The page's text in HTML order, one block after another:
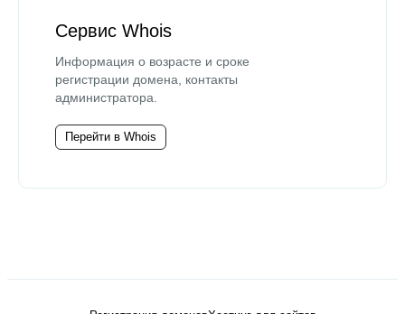
Сервис Whois
Информация о возрасте и сроке
регистрации домена, контакты
администратора.
Перейти в Whois